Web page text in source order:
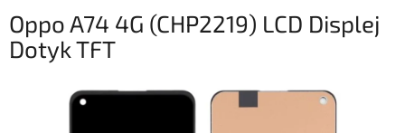
Oppo A74 4G (CHP2219) LCD Displej
Dotyk TFT